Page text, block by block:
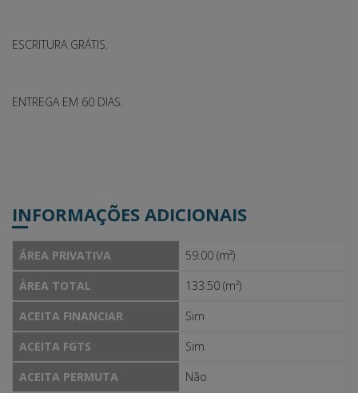
ESCRITURA GRÁTIS.
ENTREGA EM 60 DIAS.
INFORMAÇÕES ADICIONAIS
ÁREA PRIVATIVA
59.00 (m²)
ÁREA TOTAL
133.50 (m²)
ACEITA FINANCIAR
Sim
ACEITA FGTS
Sim
ACEITA PERMUTA
Não